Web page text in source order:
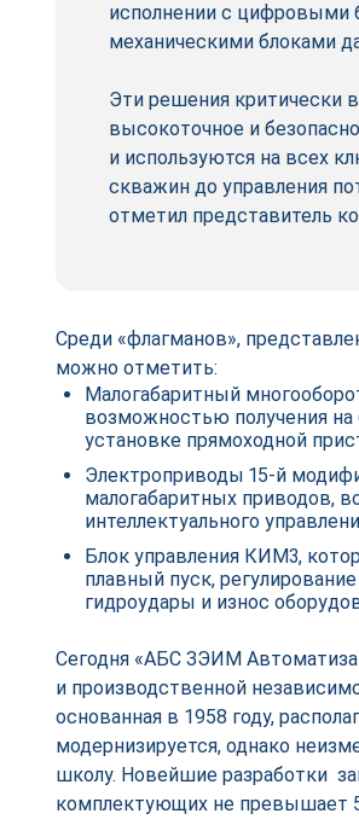
исполнении с цифровыми
механическими блоками
Эти решения критически
высокоточное и
и используются на всех
скважин до управления
отметил представитель
Среди «флагманов»,
можно отметить:
Малогабаритный
возможностью получения на
установке прямоходной
Электроприводы 15-й
малогабаритных приводов,
интеллектуального
Блок управления КИМ3,
плавный пуск,
гидроудары и износ
Сегодня «АБС ЗЭИМ
и производственной
основанная в 1958 году,
модернизируется, однако
школу. Новейшие разработки
комплектующих не превышает